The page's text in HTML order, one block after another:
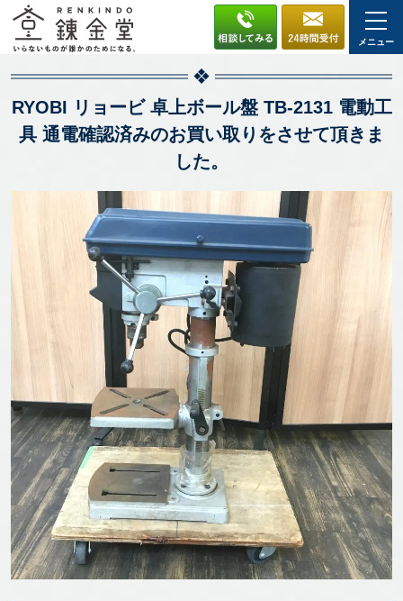
メニュー
RYOBI リョービ 卓上ボール盤 TB-2131 電動工
具 通電確認済みのお買い取りをさせて頂きま
した。